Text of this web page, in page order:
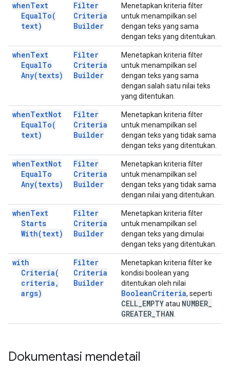
whenText
EqualTo(
text)
Filter
Criteria
Builder
Menetapkan kriteria filter
untuk menampilkan sel
dengan teks yang sama
dengan teks yang ditentukan.
whenText
EqualTo
Any(texts)
Filter
Criteria
Builder
Menetapkan kriteria filter
untuk menampilkan sel
dengan teks yang sama
dengan salah satu nilai teks
yang ditentukan.
whenTextNot
EqualTo(
text)
Filter
Criteria
Builder
Menetapkan kriteria filter
untuk menampilkan sel
dengan teks yang tidak sama
dengan teks yang ditentukan.
whenTextNot
EqualTo
Any(texts)
Filter
Criteria
Builder
Menetapkan kriteria filter
untuk menampilkan sel
dengan teks yang tidak sama
dengan nilai yang ditentukan.
whenText
Starts
With(text)
Filter
Criteria
Builder
Menetapkan kriteria filter
untuk menampilkan sel
dengan teks yang dimulai
dengan teks yang ditentukan.
with
Criteria(
criteria ,
args)
Filter
Criteria
Builder
Menetapkan kriteria filter ke
kondisi boolean yang
ditentukan oleh nilai
BooleanCriteria, seperti
CELL EMPTYatau NUMBER
GREATER THAN
Dokumentasi mendetail